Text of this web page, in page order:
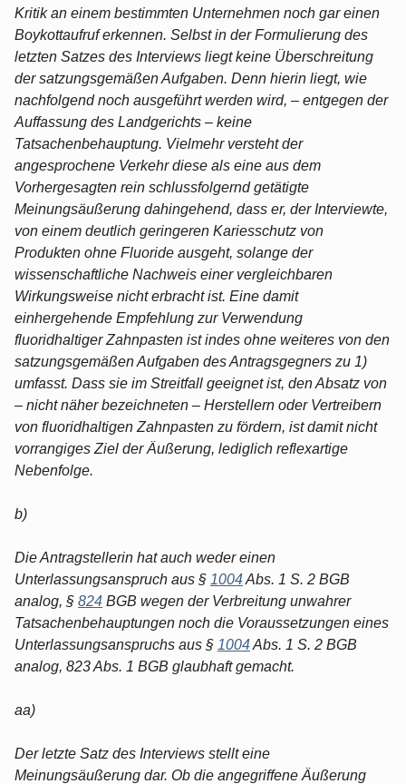
Kritik an einem bestimmten Unternehmen noch gar einen
Boykottaufruf erkennen. Selbst in der Formulierung des
letzten Satzes des Interviews liegt keine Überschreitung
der satzungsgemäßen Aufgaben. Denn hierin liegt, wie
nachfolgend noch ausgeführt werden wird, – entgegen der
Auffassung des Landgerichts – keine
Tatsachenbehauptung. Vielmehr versteht der
angesprochene Verkehr diese als eine aus dem
Vorhergesagten rein schlussfolgernd getätigte
Meinungsäußerung dahingehend, dass er, der Interviewte,
von einem deutlich geringeren Kariesschutz von
Produkten ohne Fluoride ausgeht, solange der
wissenschaftliche Nachweis einer vergleichbaren
Wirkungsweise nicht erbracht ist. Eine damit
einhergehende Empfehlung zur Verwendung
fluoridhaltiger Zahnpasten ist indes ohne weiteres von den
satzungsgemäßen Aufgaben des Antragsgegners zu 1)
umfasst. Dass sie im Streitfall geeignet ist, den Absatz von
– nicht näher bezeichneten – Herstellern oder Vertreibern
von fluoridhaltigen Zahnpasten zu fördern, ist damit nicht
vorrangiges Ziel der Äußerung, lediglich reflexartige
Nebenfolge.
b)
Die Antragstellerin hat auch weder einen
Unterlassungsanspruch aus § 1004Abs. 1 S. 2 BGB
analog, § 824 BGB wegen der Verbreitung unwahrer
Tatsachenbehauptungen noch die Voraussetzungen eines
Unterlassungsanspruchs aus § 1004Abs. 1 S. 2 BGB
analog, 823 Abs. 1 BGB glaubhaft gemacht.
aa)
Der letzte Satz des Interviews stellt eine
Meinungsäußerung dar. Ob die angegriffene Äußerung